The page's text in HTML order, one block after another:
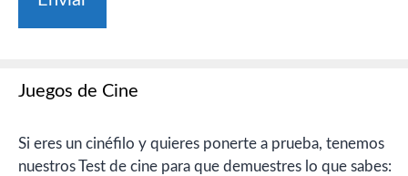
Juegos de Cine
Si eres un cinéfilo y quieres ponerte a prueba, tenemos
nuestros Test de cine para que demuestres lo que sabes: